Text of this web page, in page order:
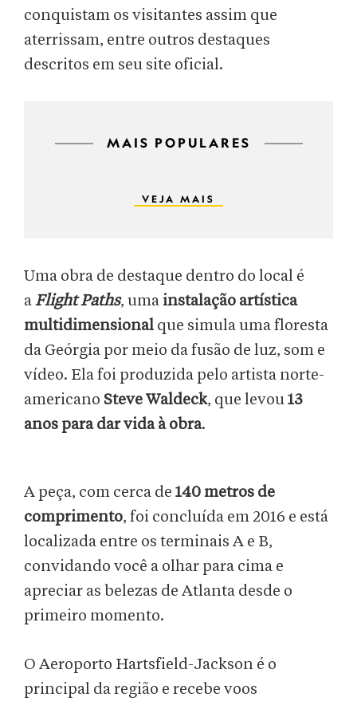
conquistam os visitantes assim que
aterrissam, entre outros destaques
descritos em seu site oficial.
MAIS POPULARES
VEJA MAIS
Uma obra de destaque dentro do local é
aFlight Paths, uma instalação artística
multidimensional que simula uma floresta
da Geórgia por meio da fusão de luz, som e
vídeo. Ela foi produzida pelo artista norte-
americano Steve Waldeck, que levou13
anos para dar vida à obra.
A peça, com cerca de 140 metros de
comprimento, foi concluída em 2016 e está
localizada entre os terminais A e B,
convidando você a olhar para cima e
apreciar as belezas de Atlanta desde o
primeiro momento.
O Aeroporto Hartsfield-Jackson é o
principal da região e recebe voos